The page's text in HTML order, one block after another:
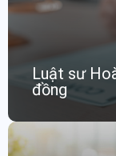
Luật sư
đồng